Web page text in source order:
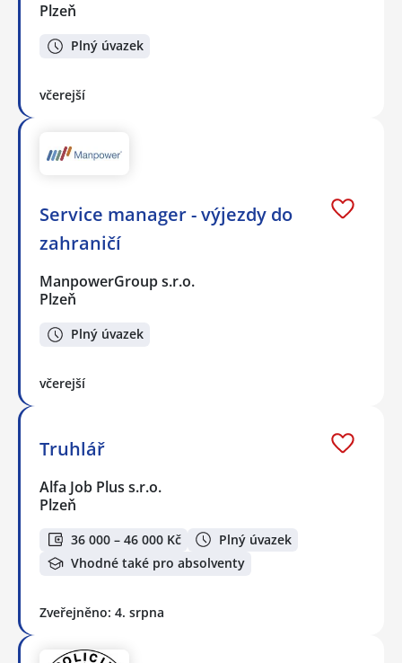
Plzeň
Plný úvazek
včerejší
Service manager - výjezdy do
zahraničí
ManpowerGroup s.r.o.
Plzeň
Plný úvazek
včerejší
Truhlář
Alfa Job Plus s.r.o.
Plzeň
36 000 – 46 000 Kč
Plný úvazek
Vhodné také pro absolventy
Zveřejněno: 4. srpna